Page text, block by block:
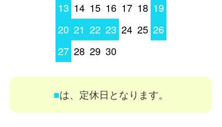
13 14 15 16 17 18 19
20 21 22 23 24 25 26
27 28 29 30
■は、定休日となります。